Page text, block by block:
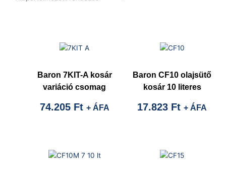
Baron 7KIT-A kosár
variáció csomag
74.205 Ft + ÁFA
Baron CF10 olajsütő
kosár 10 literes
17.823 Ft + ÁFA